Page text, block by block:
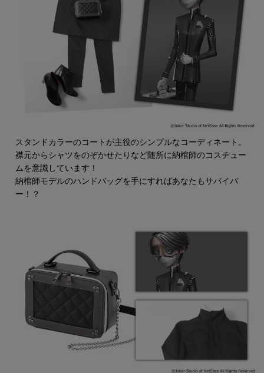
スタンドカラーのコートが主役のシンプルなコーディネート。
襟元からシャツをのぞかせたりなど随所に納棺師のコスチュー
ムを意識しています！
納棺師モデルのハンドバッグを手にすればあなたもサバイバ
ー！？